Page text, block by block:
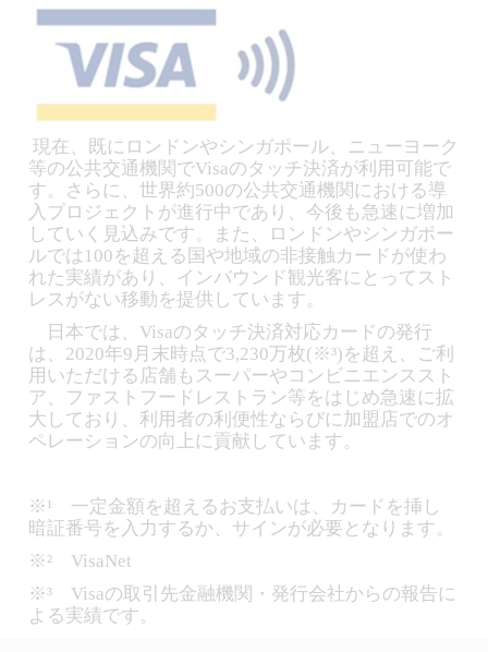
現在、既にロンドンやシンガポール、ニューヨーク
等の公共交通機関でVisaのタッチ決済が利用可能で
す。さらに、世界約500の公共交通機関における導
入プロジェクトが進行中であり、今後も急速に増加
していく見込みです。また、ロンドンやシンガポー
ルでは100を超える国や地域の非接触カードが使わ
れた実績があり、インバウンド観光客にとってスト
レスがない移動を提供しています。
日本では、Visaのタッチ決済対応カードの発行
は、2020年9月末時点で3,230万枚(※³)を超え、ご利
用いただける店舗もスーパーやコンビニエンススト
ア、ファストフードレストラン等をはじめ急速に拡
大しており、利用者の利便性ならびに加盟店でのオ
ペレーションの向上に貢献しています。
※¹ 一定金額を超えるお支払いは、カードを挿し
暗証番号を入力するか、サインが必要となります。
※² VisaNet
※³ Visaの取引先金融機関・発行会社からの報告に
よる実績です。